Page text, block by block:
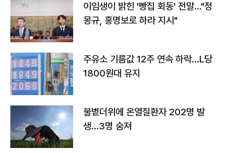
이임생이 밝힌 '빵집 회동' 전말…"정
몽규, 홍명보로 하라 지시"
주유소 기름값 12주 연속 하락…L당
1800원대 유지
불볕더위에 온열질환자 202명 발
생…3명 숨져